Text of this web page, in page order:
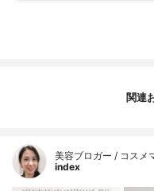
関連
美容ブロガー / コスメ
index